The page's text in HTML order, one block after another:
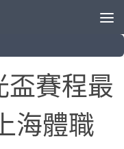
盃賽程最
海體職